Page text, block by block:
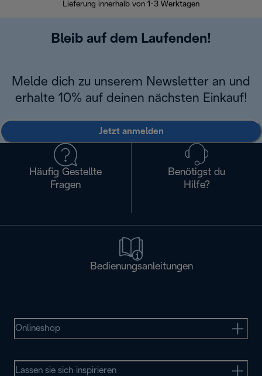
Lieferung innerhalb von 1-3 Werktagen
Bleib auf dem Laufenden!
Melde dich zu unserem Newsletter an und
erhalte 10% auf deinen nächsten Einkauf!
Jetzt anmelden
Häufig Gestellte
Fragen
Benötigst du
Hilfe?
Bedienungsanleitungen
Onlineshop
Lassen sie sich inspirieren